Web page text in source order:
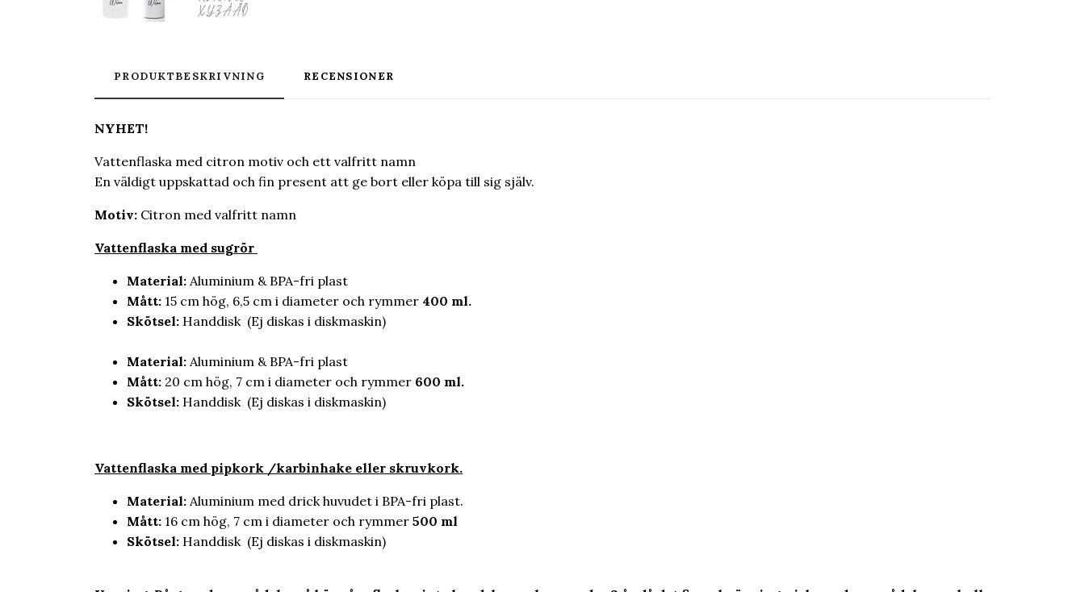
PRODUKTBESKRIVNING RECENSIONER
NYHET!
Vattenflaska med citron motiv och ett valfritt namn
En väldigt uppskattad och fin present att ge bort eller köpa till sig själv.
Motiv: Citron med valfritt namn
Vattenflaska med sugrör
Material: Aluminium & BPA-fri plast
Mått: 15 cm hög, 6,5 cm i diameter och rymmer 400 ml.
Skötsel: Handdisk (Ej diskas i diskmaskin)
Material: Aluminium & BPA-fri plast
Mått: 20 cm hög, 7 cm i diameter och rymmer 600 ml.
Skötsel: Handdisk (Ej diskas i diskmaskin)
Vattenflaska med pipkork /karbinhake eller skruvkork.
Material: Aluminium med drick huvudet i BPA-fri plast.
Mått: 16 cm hög, 7 cm i diameter och rymmer 500 ml
Skötsel: Handdisk (Ej diskas i diskmaskin)